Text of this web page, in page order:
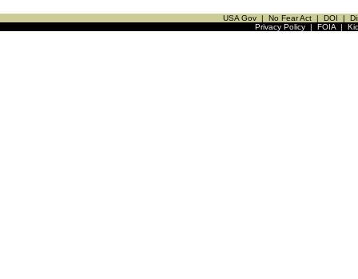
USA Gov | No Fear Act | DOI |
Privacy Policy| FOIA|